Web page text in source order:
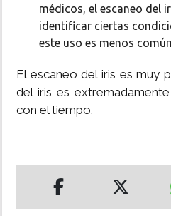
médicos, el escaneo del
identificar ciertas
este uso es menos
El escaneo del iris es muy
del iris es
con el tiempo.